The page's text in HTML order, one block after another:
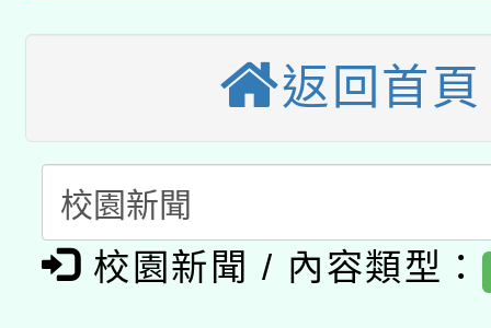
招)
本館辦理115年度閱讀
暨閱讀推動專業研習
科技賦能─人工智慧
礎課程
A3數位素養講師名單
「數位內容與教學軟體
pilot」
有關大陸委員會函釋公
薪期間赴陸應申請許可
轉知經濟部水利署委託
返回首頁
校園新聞 / 內容類型：